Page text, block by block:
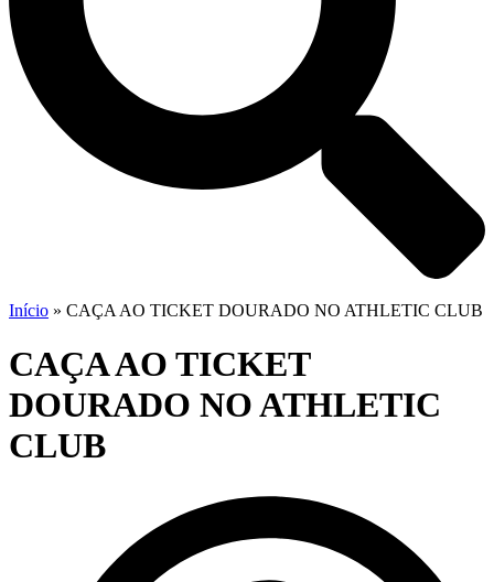
Início » CAÇA AO TICKET DOURADO NO ATHLETIC CLUB
CAÇA AO TICKET
DOURADO NO ATHLETIC
CLUB